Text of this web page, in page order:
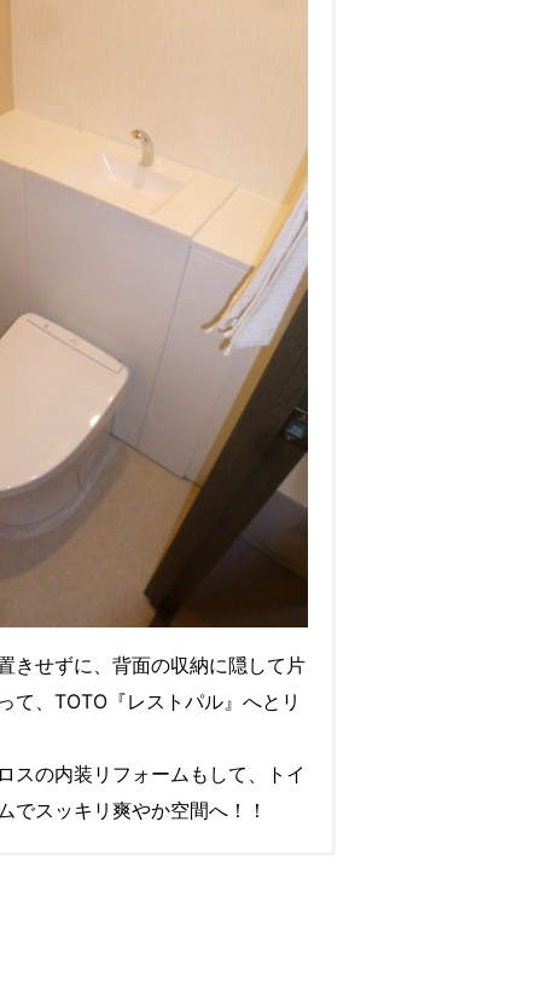
きせずに、背面の収納に隠して片
て、TOTO『レストパル』へとリ
スの内装リフォームもして、トイ
でスッキリ爽やか空間へ！！